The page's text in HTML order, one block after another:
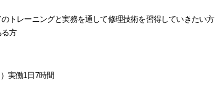
トレーニングと実務を通して修理技術を習得していきたい方
方
）実働1日7時間